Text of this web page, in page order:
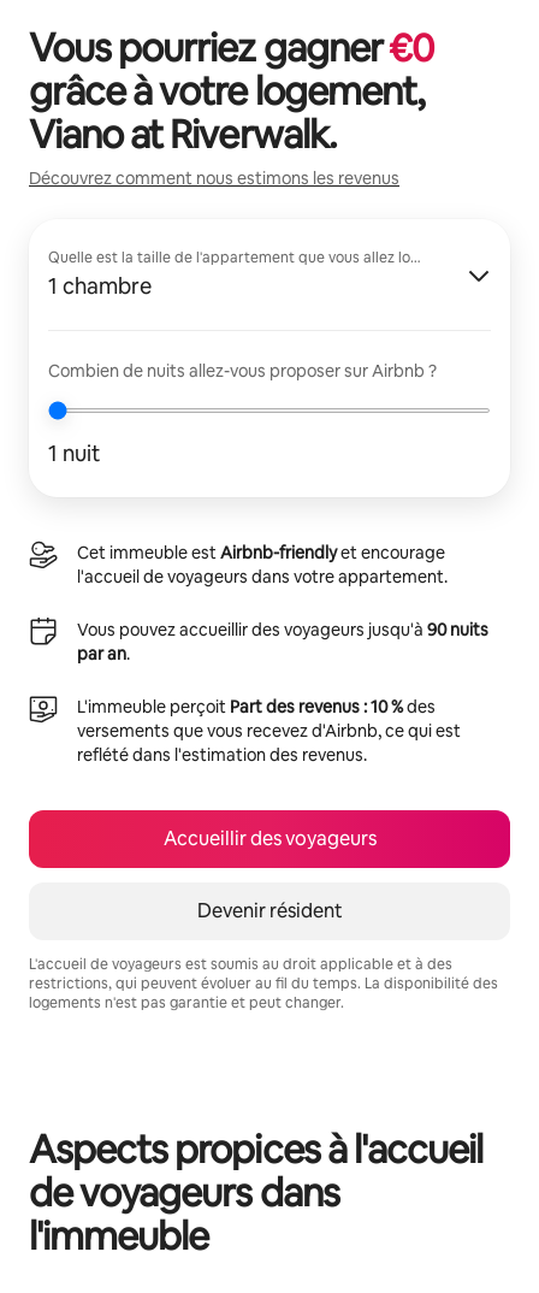
Vous pourriez gagner€0
grâce à votre logement,
Viano at Riverwalk.
Découvrez comment nous estimons les revenus
Quelle est la taille de l'appartement que vous allez louer ?
1 chambre
Combien de nuits allez-vous proposer sur Airbnb ?
1 nuit
Cet immeuble estAirbnb-friendlyet encourage
l'accueil de voyageurs dans votre appartement.
Vous pouvez accueillir des voyageurs jusqu'à 90 nuits
par an.
L'immeuble perçoit Part des revenus : 10 %des
versements que vous recevez d'Airbnb, ce qui est
reflété dans l'estimation des revenus.
Accueillir des voyageurs
Devenir résident
L'accueil de voyageurs est soumis au droit applicable et à des
restrictions, qui peuvent évoluer au fil du temps. La disponibilité des
logements n'est pas garantie et peut changer.
Aspects propices à l'accueil
de voyageurs dans
l'immeuble